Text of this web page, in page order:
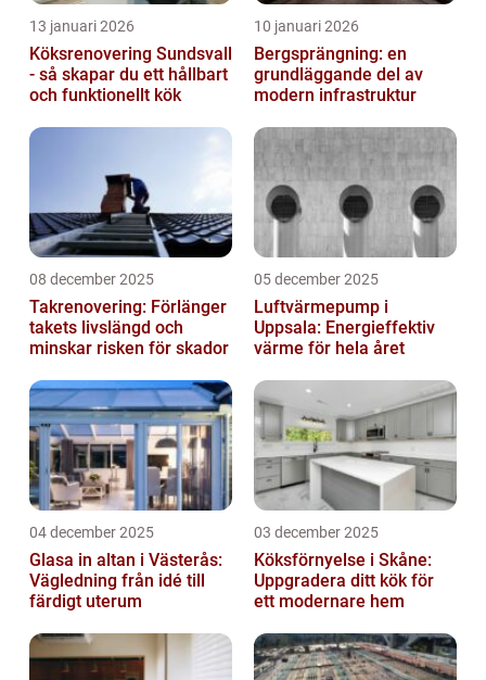
13 januari 2026
Köksrenovering Sundsvall
- så skapar du ett hållbart
och funktionellt kök
10 januari 2026
Bergsprängning: en
grundläggande del av
modern infrastruktur
08 december 2025
Takrenovering: Förlänger
takets livslängd och
minskar risken för skador
05 december 2025
Luftvärmepump i
Uppsala: Energieffektiv
värme för hela året
04 december 2025
Glasa in altan i Västerås:
Vägledning från idé till
färdigt uterum
03 december 2025
Köksförnyelse i Skåne:
Uppgradera ditt kök för
ett modernare hem